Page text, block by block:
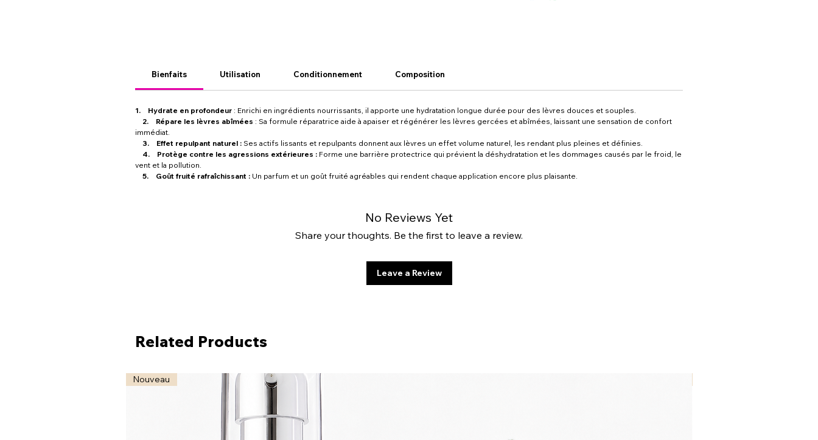
Bienfaits Utilisation Conditionnement Composition
1. Hydrate en profondeur : Enrichi en ingrédients nourrissants, il apporte une hydratation longue durée pour des lèvres douces et souples.
2. Répare les lèvres abîmées : Sa formule réparatrice aide à apaiser et régénérer les lèvres gercées et abîmées, laissant une sensation de confort
immédiat.
3. Effet repulpant naturel : Ses actifs lissants et repulpants donnent aux lèvres un effet volume naturel, les rendant plus pleines et définies.
4. Protège contre les agressions extérieures : Forme une barrière protectrice qui prévient la déshydratation et les dommages causés par le froid, le
vent et la pollution.
5. Goût fruité rafraîchissant : Un parfum et un goût fruité agréables qui rendent chaque application encore plus plaisante.
No Reviews Yet
Share your thoughts. Be the first to leave a review.
Leave a Review
Related Products
Nouveau